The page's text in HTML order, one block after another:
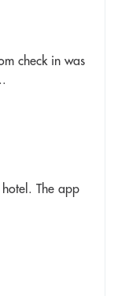
check in was
The app